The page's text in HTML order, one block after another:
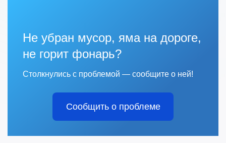
Не убран мусор, яма на дороге,
не горит фонарь?
Столкнулись с проблемой — сообщите о ней!
Сообщить о проблеме